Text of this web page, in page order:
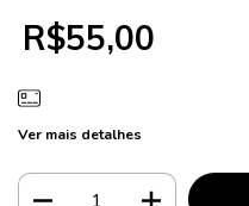
R$55,00
Ver mais detalhes